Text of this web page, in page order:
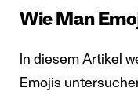
Wie Man
In diesem Artikel
Emojis